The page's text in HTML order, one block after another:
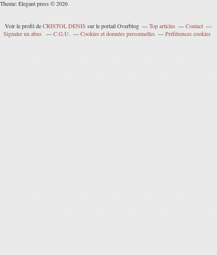
Theme: Elegant press © 2026
Voir le profil deCRISTOL DENIS sur le portail Overblog Top articles
Contact
Signaler un abus
C.G.U. Cookies et données personnelles Préférences cookies